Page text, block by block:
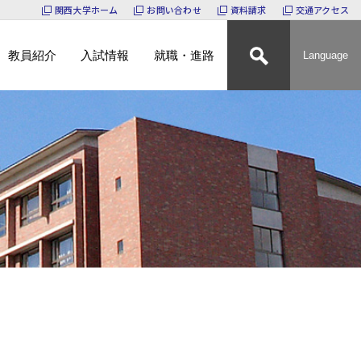
関西大学ホーム お問い合わせ 資料請求 交通アクセス
教員紹介 入試情報 就職・進路 Language